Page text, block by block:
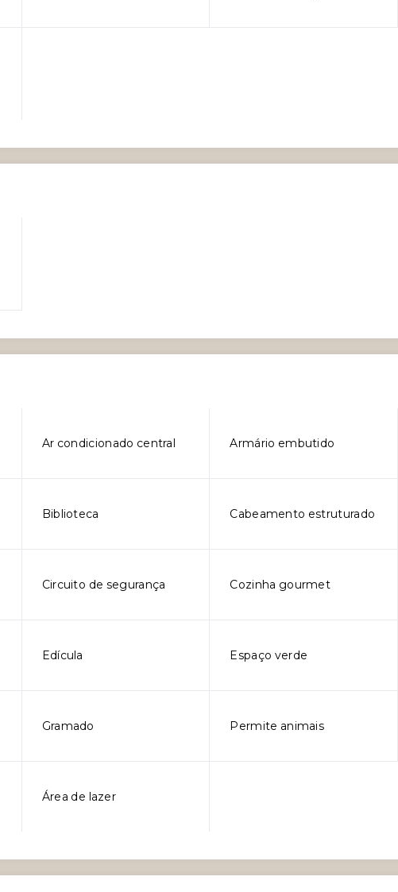
Ar condicionado central Armário embutido
Biblioteca Cabeamento estruturado
Circuito de segurança Cozinha gourmet
Edícula Espaço verde
Gramado Permite animais
Área de lazer